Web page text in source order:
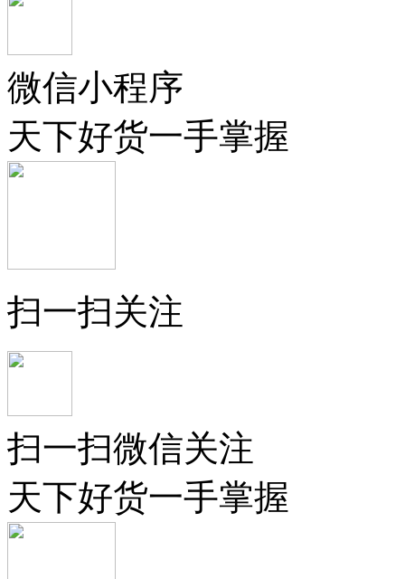
微信小程序
天下好货一手掌握
扫一扫关注
扫一扫微信关注
天下好货一手掌握